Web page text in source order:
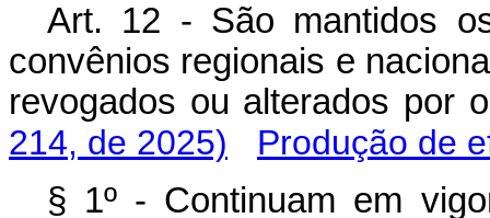
Art. 12 - São mantidos
convênios regionais e
revogados ou alterados
214, de 2025)
Produção de
§ 1º - Continuam em